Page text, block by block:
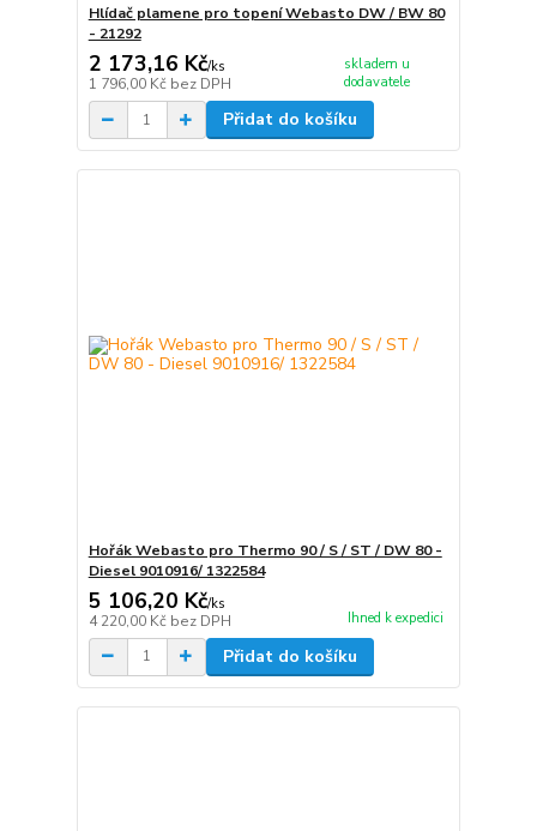
Hlídač plamene pro topení Webasto DW / BW 80
- 21292
2 173,16 Kč/ks
1 796,00 Kč bez DPH
skladem u
dodavatele
Přidat do košíku
Hořák Webasto pro Thermo 90 / S / ST / DW 80 -
Diesel 9010916/ 1322584
5 106,20 Kč/ks
4 220,00 Kč bez DPH Ihned k expedici
Přidat do košíku